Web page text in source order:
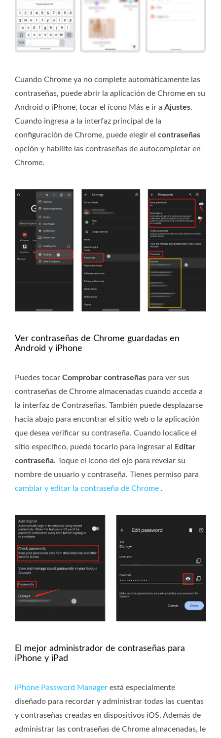
Cuando Chrome ya no complete automáticamente las
contraseñas, puede abrir la aplicación de Chrome en su
Android o iPhone, tocar el ícono Más e ir a Ajustes.
Cuando ingresa a la interfaz principal de la
configuración de Chrome, puede elegir el contraseñas
opción y habilite las contraseñas de autocompletar en
Chrome.
Ver contraseñas de Chrome guardadas en
Android y iPhone
Puedes tocar Comprobar contraseñas para ver sus
contraseñas de Chrome almacenadas cuando acceda a
la interfaz de Contraseñas. También puede desplazarse
hacia abajo para encontrar el sitio web o la aplicación
que desea verificar su contraseña. Cuando localice el
sitio específico, puede tocarlo para ingresar al
Editar
contraseña. Toque el ícono del ojo para revelar su
nombre de usuario y contraseña. Tienes permiso para
cambiar y editar la contraseña de Chrome .
El mejor administrador de contraseñas para
iPhone y iPad
iPhone Password Manager está especialmente
diseñado para recordar y administrar todas las cuentas
y contraseñas creadas en dispositivos iOS. Además de
administrar las contraseñas de Chrome almacenadas, le